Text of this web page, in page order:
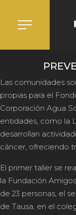
Las comunidades
propias para el
Corporación Agua
entidades, como la
desarrollan
cáncer, ofreciendo
El primer taller se
la Fundación
de 23 personas, el
de Tausa, en el